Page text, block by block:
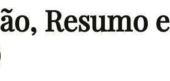
Resumo e